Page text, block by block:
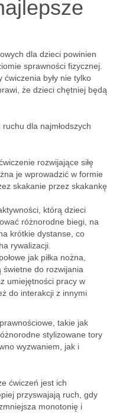
dla dzieci powinien
sprawności fizycznej.
były nie tylko
że dzieci chętniej będą
dla najmłodszych
rozwijające siłę
je wprowadzić w formie
skakanie przez skakankę
którą dzieci
różnorodne biegi, na
krótkie dystanse, co
rywalizacji.
jak piłka nożna,
świetne do rozwijania
umiejętności pracy w
do interakcji z innymi
takie jak
stylizowane tory
wyzwaniem, jak i
ćwiczeń jest ich
przyswajają ruch, gdy
monotonię i